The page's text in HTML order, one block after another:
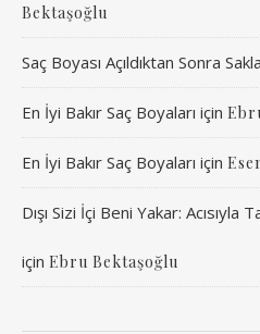
Bektaşoğlu
Saç Boyası Açıldıktan Sonra
En İyi Bakır Saç Boyaları için
En İyi Bakır Saç Boyaları için
Dışı Sizi İçi Beni Yakar: Acısıyla
için Ebru Bektaşoğlu